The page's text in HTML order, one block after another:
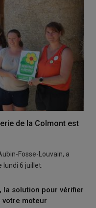
de la Colmont est
Fosse-Louvain, a
lundi 6 juillet.
la solution pour vérifier
votre moteur